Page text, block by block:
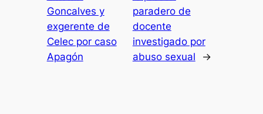
Goncalves y
exgerente de
Celec por caso
Apagón
paradero de
docente
investigado por
abuso sexual
→